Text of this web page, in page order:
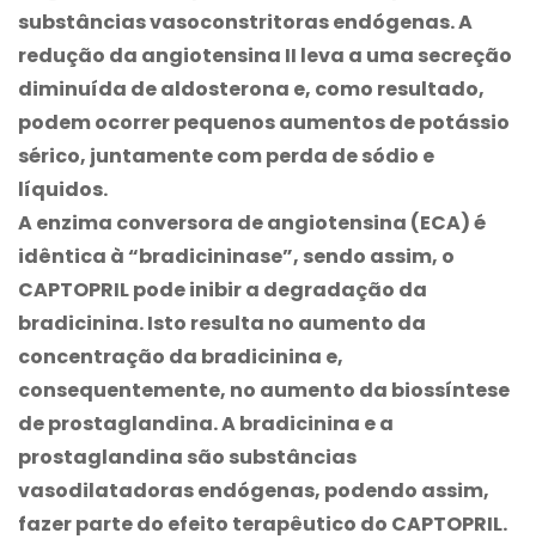
substâncias vasoconstritoras endógenas. A
redução da angiotensina II leva a uma secreção
diminuída de aldosterona e, como resultado,
podem ocorrer pequenos aumentos de potássio
sérico, juntamente com perda de sódio e
líquidos.
A enzima conversora de angiotensina (ECA) é
idêntica à “bradicininase”, sendo assim, o
CAPTOPRIL pode inibir a degradação da
bradicinina. Isto resulta no aumento da
concentração da bradicinina e,
consequentemente, no aumento da biossíntese
de prostaglandina. A bradicinina e a
prostaglandina são substâncias
vasodilatadoras endógenas, podendo assim,
fazer parte do efeito terapêutico do CAPTOPRIL.